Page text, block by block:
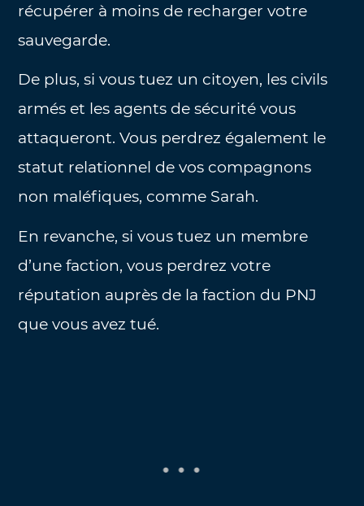
récupérer à moins de recharger votre
sauvegarde.
De plus, si vous tuez un citoyen, les civils
armés et les agents de sécurité vous
attaqueront. Vous perdrez également le
statut relationnel de vos compagnons
non maléfiques, comme Sarah.
En revanche, si vous tuez un membre
d’une faction, vous perdrez votre
réputation auprès de la faction du PNJ
que vous avez tué.